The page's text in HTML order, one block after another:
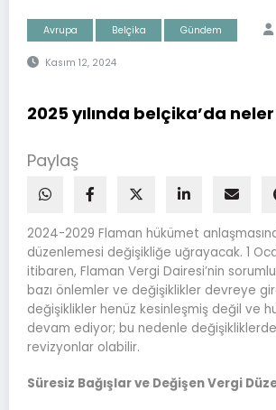
Avrupa Belçika Gündem
Kasım 12, 2024
2025 yılında belçika’da
Paylaş
2024-2029 Flaman hükümet
düzenlemesi değişikliğe uğrayacak. 1
itibaren, Flaman Vergi Dairesi’nin
bazı önlemler ve değişiklikler devreye
değişiklikler henüz kesinleşmiş değil ve
devam ediyor; bu nedenle
revizyonlar olabilir.
Süresiz Bağışlar ve Değişen Vergi